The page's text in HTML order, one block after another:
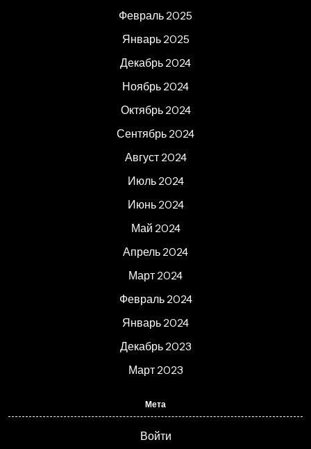
Февраль 2025
Январь 2025
Декабрь 2024
Ноябрь 2024
Октябрь 2024
Сентябрь 2024
Август 2024
Июль 2024
Июнь 2024
Май 2024
Апрель 2024
Март 2024
Февраль 2024
Январь 2024
Декабрь 2023
Март 2023
Мета
Войти